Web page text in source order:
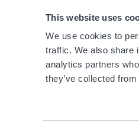
This website uses
We use cookies to
traffic. We also share
analytics partners
they’ve collected